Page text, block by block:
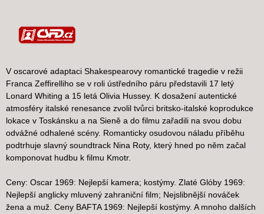
V oscarové adaptaci Shakespearovy romantické tragedie v režii
Franca Zeffirelliho se v roli ústředního páru představili 17 letý
Lonard Whiting a 15 letá Olivia Hussey. K dosažení autentické
atmosféry italské renesance zvolil tvůrci britsko-italské koprodukce
lokace v Toskánsku a na Sieně a do filmu zařadili na svou dobu
odvážné odhalené scény. Romanticky osudovou náladu příběhu
podtrhuje slavný soundtrack Nina Roty, který hned po něm začal
komponovat hudbu k filmu Kmotr.
Ceny: Oscar 1969: Nejlepší kamera; kostýmy. Zlaté Glóby 1969:
Nejlepší anglicky mluvený zahraniční film; Nejslibnější nováček
žena a muž. Ceny BAFTA 1969: Nejlepší kostýmy. A mnoho dalších